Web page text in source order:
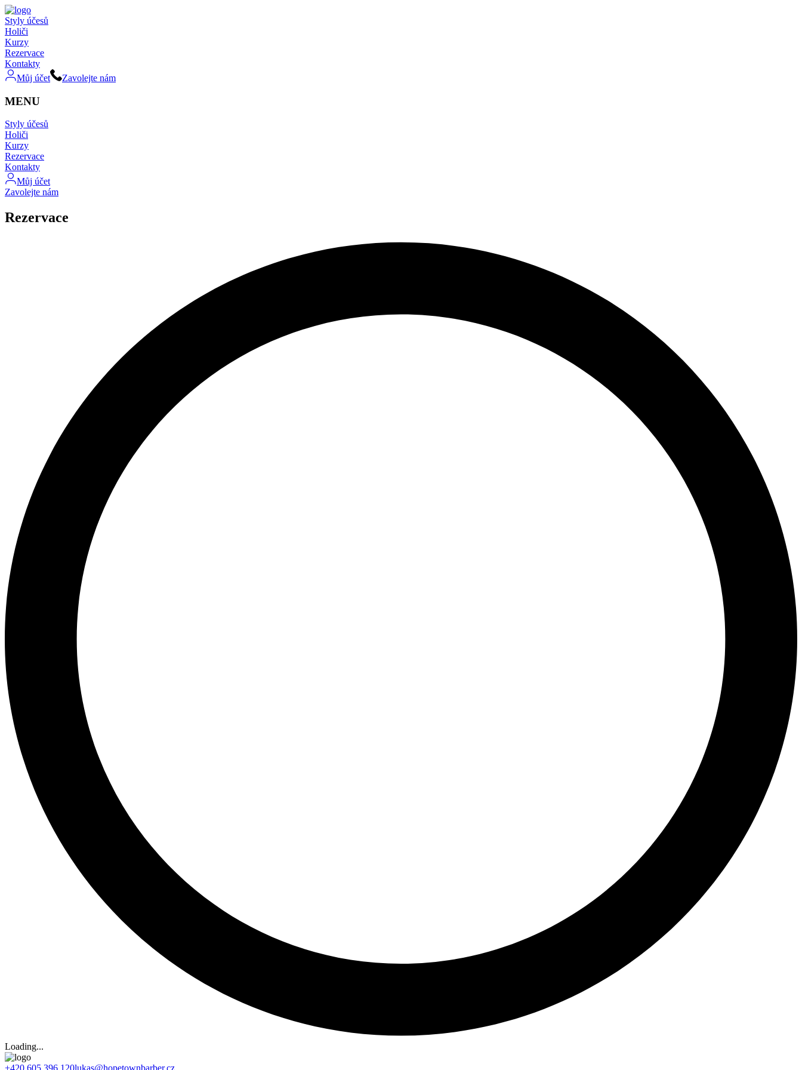
Styly účesů
Holiči
Kurzy
Rezervace
Kontakty
Můj účet
Zavolejte nám
MENU
Styly účesů
Holiči
Kurzy
Rezervace
Kontakty
Můj účet
Zavolejte nám
Rezervace
Loading...
+420 605 396 120lukas@hopetownbarber.cz